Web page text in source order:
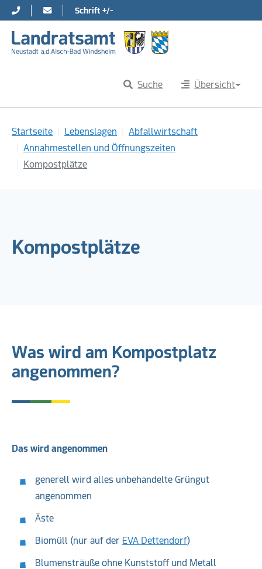
Direkt zur Hauptnavigation springen
Direkt zum Inhalt springen
Schrift +/-
Suche Übersicht
Startseite Lebenslagen
Abfallwirtschaft
Annahmestellen und Öffnungszeiten
Kompostplätze
Kompostplätze
Was wird am Kompostplatz
angenommen?
Das wird angenommen
generell wird alles unbehandelte Grüngut
angenommen
Äste
Biomüll (nur auf der EVA Dettendorf)
Blumensträuße ohne Kunststoff und Metall